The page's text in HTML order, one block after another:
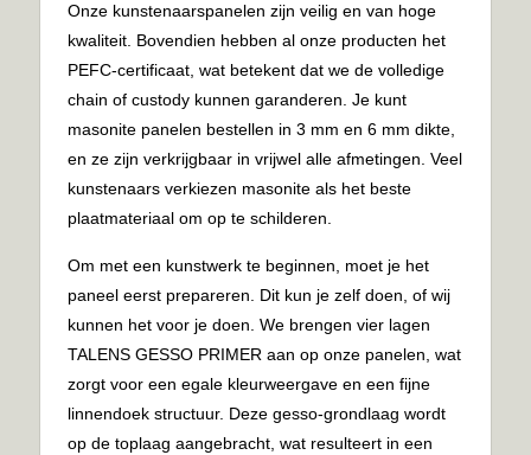
Onze kunstenaarspanelen zijn veilig en van hoge
kwaliteit. Bovendien hebben al onze producten het
PEFC-certificaat, wat betekent dat we de volledige
chain of custody kunnen garanderen. Je kunt
masonite panelen bestellen in 3 mm en 6 mm dikte,
en ze zijn verkrijgbaar in vrijwel alle afmetingen. Veel
kunstenaars verkiezen masonite als het beste
plaatmateriaal om op te schilderen.
Om met een kunstwerk te beginnen, moet je het
paneel eerst prepareren. Dit kun je zelf doen, of wij
kunnen het voor je doen. We brengen vier lagen
TALENS GESSO PRIMER aan op onze panelen, wat
zorgt voor een egale kleurweergave en een fijne
linnendoek structuur. Deze gesso-grondlaag wordt
op de toplaag aangebracht, wat resulteert in een